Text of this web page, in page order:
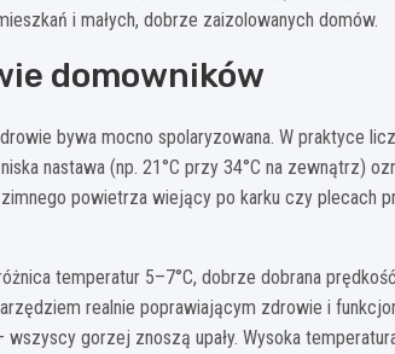
i małych, dobrze zaizolowanych domów.
domowników
bywa mocno spolaryzowana. W praktyce
nastawa (np. 21°C przy 34°C na zewnątrz)
powietrza wiejący po karku czy plecach
temperatur 5–7°C, dobrze dobrana
realnie poprawiającym zdrowie i
gorzej znoszą upały. Wysoka